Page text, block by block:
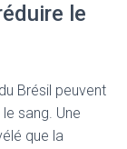
le
Brésil peuvent
sang. Une
que la